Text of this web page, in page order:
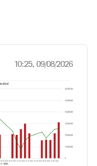
10:25, 09/08/2026